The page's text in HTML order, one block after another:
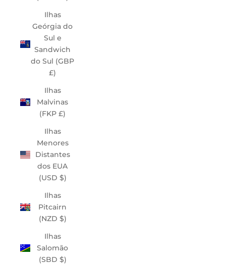
Ilhas
Geórgia do
Sul e
Sandwich
do Sul (GBP
£)
Ilhas
Malvinas
(FKP £)
Ilhas
Menores
Distantes
dos EUA
(USD $)
Ilhas
Pitcairn
(NZD $)
Ilhas
Salomão
(SBD $)